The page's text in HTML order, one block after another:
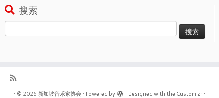
搜索
索：
· © 2026 新加坡音乐家协会 · Powered by · Designed with the Customizr·